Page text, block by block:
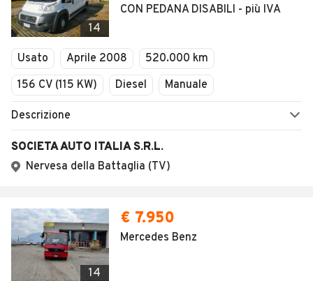
14
CON PEDANA DISABILI - più IVA
Usato Aprile 2008
520.000 km
156 CV (115 KW)
Diesel Manuale
Descrizione
SOCIETA AUTO ITALIA S.R.L.
Nervesa della Battaglia (TV)
14
€ 7.950
Mercedes Benz